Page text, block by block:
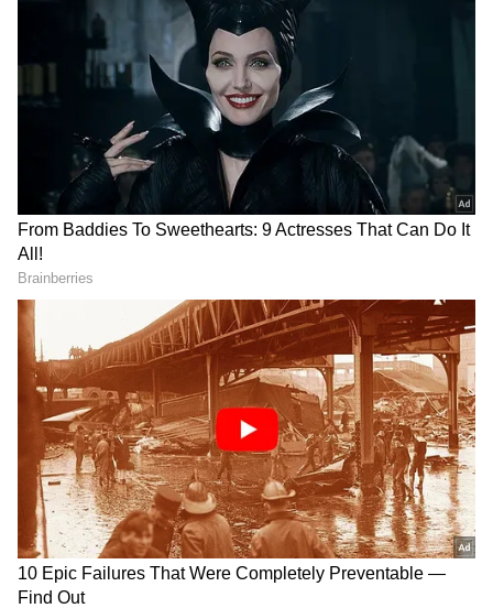
2
6
Image Credit :AI
சிறிய தொட்டியில் பூண்டு செடி
நீங்கள் பூண்டுப் பற்களை மண்ணில் நட்டு
வைத்தால், சுமார் 15-20 நாட்களில் பச்சை
இலைகள் வந்துவிடும். இந்த இலைகளை
சூப், சாலட் மற்றும் காய்கறி உணவுகளில்